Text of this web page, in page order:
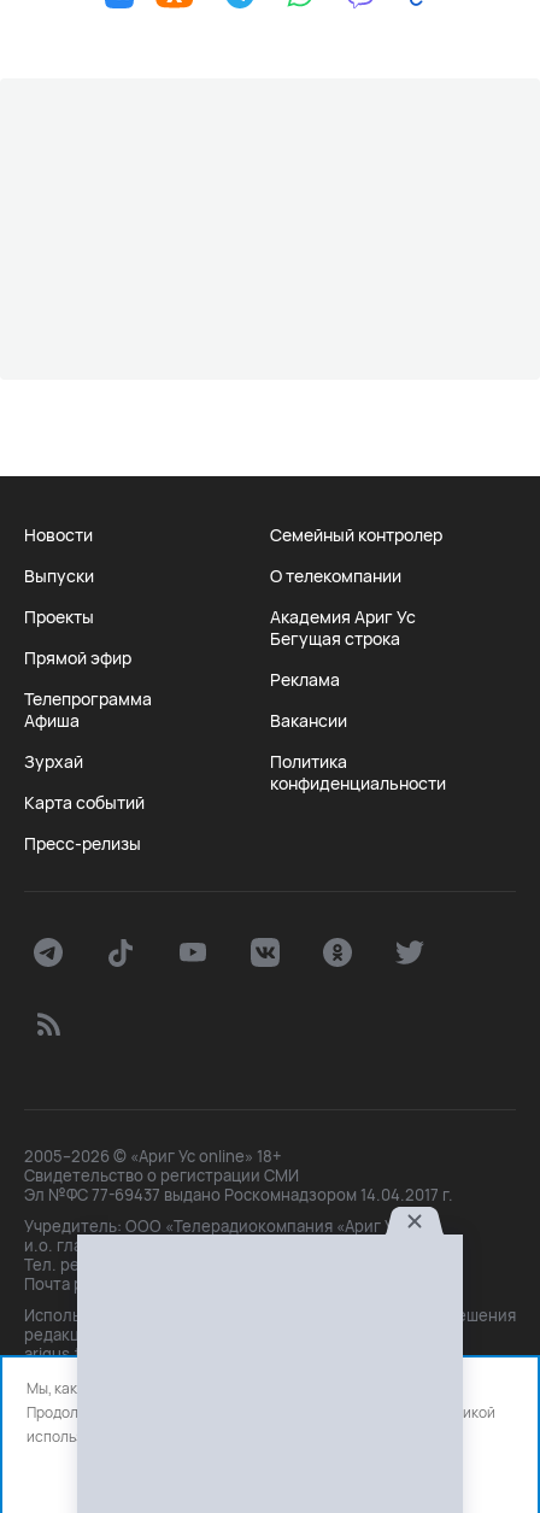
Новости
Выпуски
Проекты
Прямой эфир
Телепрограмма
Афиша
Зурхай
Карта событий
Пресс-релизы
Семейный контролер
О телекомпании
Академия Ариг Ус
Бегущая строка
Реклама
Вакансии
Политика
конфиденциальности
2005–2026 © «Ариг Ус online» 18+
Свидетельство о регистрации СМИ
Эл №ФС 77-69437 выдано Роскомнадзором 14.04.2017 г.
Учредитель: ООО «Телерадиокомпания «Ариг Ус»,
и.о. главного редактора: Маханова О.Б.
Тел. peдakции: +7(3012)21-30-14,
Почта peдakции: editor@arigus.tv
Использование материалов только с письменного разрешения
редакции. При цитировании прямая активная ссылка на
arigus.tv обязательна.
Мы, как и все используем файлы cookie и сервисы аналитики.
Продолжая использовать сайт, вы соглашаетесь с нашей
политикой
использования